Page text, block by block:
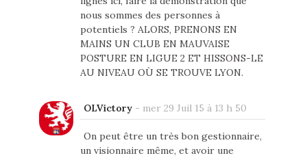
nous sommes des personnes à
potentiels ? ALORS, PRENONS EN
MAINS UN CLUB EN MAUVAISE
POSTURE EN LIGUE 2 ET HISSONS-LE
AU NIVEAU OÙ SE TROUVE LYON.
OLVictory- mer 29 Juil 15 à 13 h 50
On peut être un très bon gestionnaire,
un visionnaire même, et avoir une